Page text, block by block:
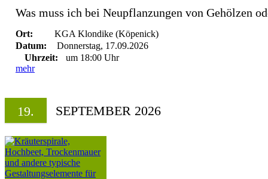
Was muss ich bei Neupflanzungen von Gehölzen
Ort:
KGA Klondike (Köpenick)
Datum:
Donnerstag, 17.09.2026
Uhrzeit:
um 18:00 Uhr
mehr
19. SEPTEMBER 2026